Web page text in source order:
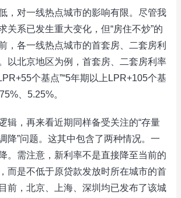
，对一线热点城市的影响有限。尽管我
关系已发生重大变化，但“房住不炒”的
，各一线热点城市的首套房、二套房利
以北京地区为例，首套房、二套房利率
个基点”“5年期以上LPR+105个基
、5.25%。
辑，再来看近期同样备受关注的“存量
降”问题。这其中包含了两种情况。一
。需注意，新利率不是直接降至当前的
而是不低于原贷款发放时所在城市的首
前，北京、上海、深圳均已发布了该城